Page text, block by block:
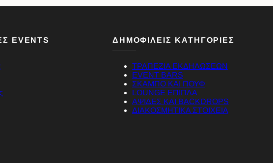
EVENTS ΔΗΜΟΦΙΛΕΙΣ ΚΑΤΗΓΟΡΙΕΣ
ΤΡΑΠΕΖΙΑ ΕΚΔΗΛΩΣΕΩΝ
EVENT BARS
ΣΚΑΜΠΟ ΚΑΙ ΠΟΥΦ
LOUNGE ΕΠΙΠΛΑ
ΑΨΙΔΕΣ ΚΑΙ BACKDROPS
ΔΙΑΚΟΣΜΗΤΙΚΑ ΣΤΟΙΧΕΙΑ